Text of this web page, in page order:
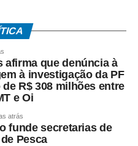
relacionadas à
total.
Sudeste
por 50.848
de todos os
estéticos e reconstrutivos
2025.
afirma que denúncia à
à investigação da PF
R$ 308 milhões entre
e Oi
atrás
funde secretarias de
Pesca